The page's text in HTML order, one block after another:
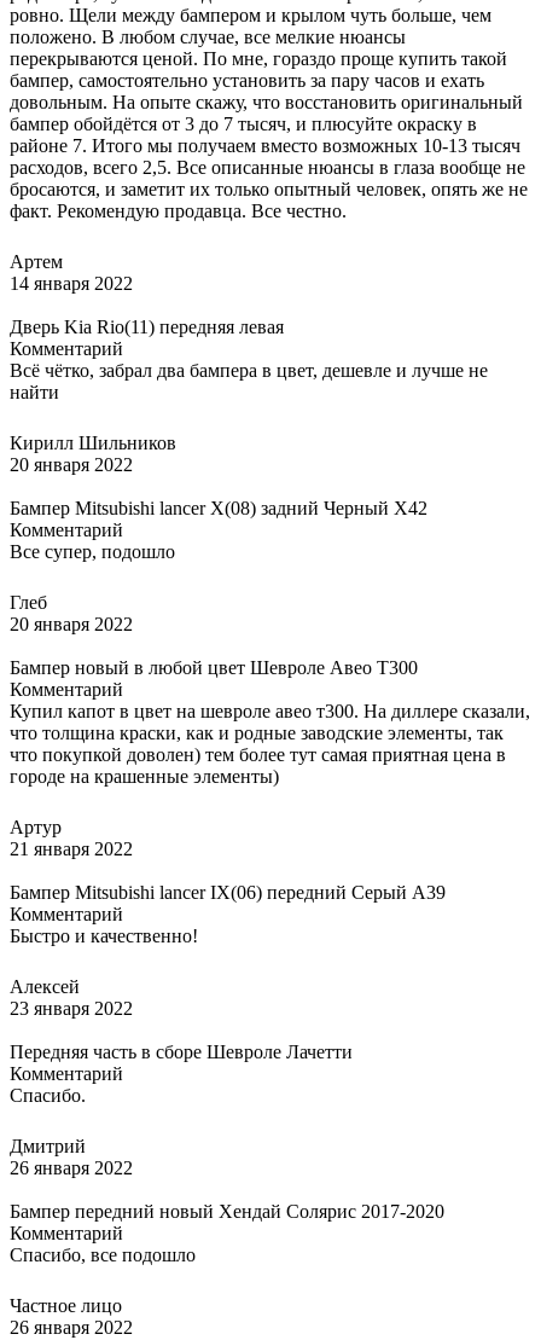
ровно. Щели между бампером и крылом чуть больше, чем
положено. В любом случае, все мелкие нюансы
перекрываются ценой. По мне, гораздо проще купить такой
бампер, самостоятельно установить за пару часов и ехать
довольным. На опыте скажу, что восстановить оригинальный
бампер обойдётся от 3 до 7 тысяч, и плюсуйте окраску в
районе 7. Итого мы получаем вместо возможных 10-13 тысяч
расходов, всего 2,5. Все описанные нюансы в глаза вообще не
бросаются, и заметит их только опытный человек, опять же не
факт. Рекомендую продавца. Все честно.
Артем
14 января 2022
Дверь Kia Rio(11) передняя левая
Комментарий
Всё чётко, забрал два бампера в цвет, дешевле и лучше не
найти
Кирилл Шильников
20 января 2022
Бампер Mitsubishi lancer X(08) задний Черный X42
Комментарий
Все супер, подошло
Глеб
20 января 2022
Бампер новый в любой цвет Шевроле Авео Т300
Комментарий
Купил капот в цвет на шевроле авео т300. На диллере сказали,
что толщина краски, как и родные заводские элементы, так
что покупкой доволен) тем более тут самая приятная цена в
городе на крашенные элементы)
Артур
21 января 2022
Бампер Mitsubishi lancer IX(06) передний Серый A39
Комментарий
Быстро и качественно!
Алексей
23 января 2022
Передняя часть в сборе Шевроле Лачетти
Комментарий
Спасибо.
Дмитрий
26 января 2022
Бампер передний новый Хендай Солярис 2017-2020
Комментарий
Спасибо, все подошло
Частное лицо
26 января 2022